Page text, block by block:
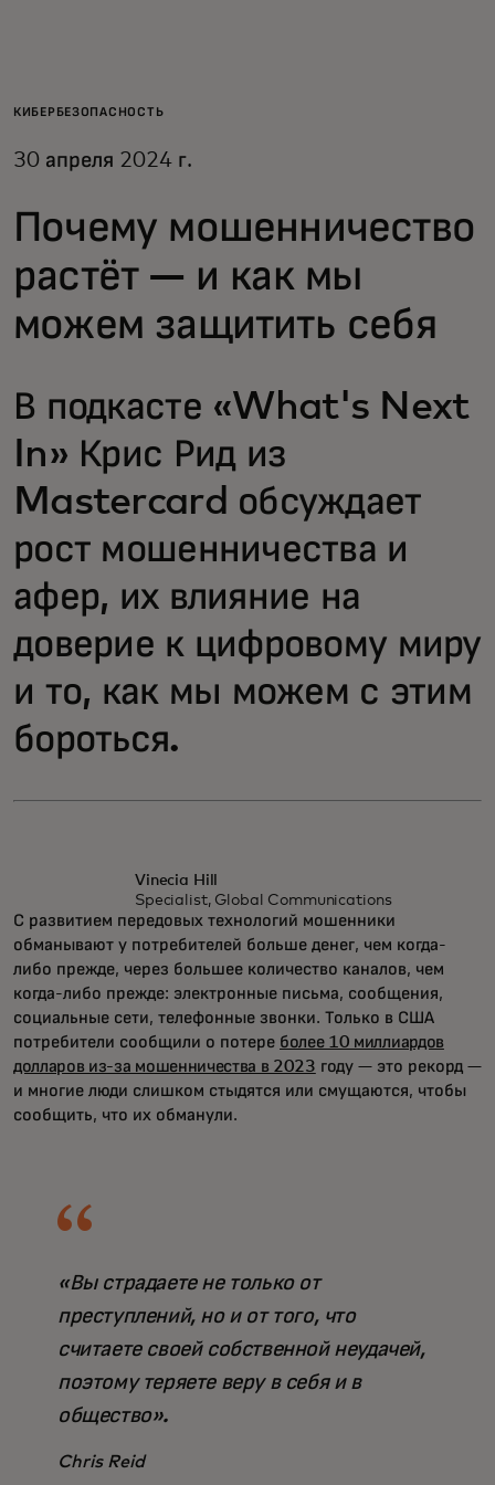
Для бизнеса
Для новаторов
Новости и тренды
КИБЕРБЕЗОПАСНОСТЬ
30 апреля 2024 г.
Почему мошенничество
растёт — и как мы
можем защитить себя
В подкасте «What's Next
In» Крис Рид из
Mastercard обсуждает
рост мошенничества и
афер, их влияние на
доверие к цифровому миру
и то, как мы можем с этим
бороться.
Vinecia Hill
Specialist, Global Communications
С развитием передовых технологий мошенники
обманывают у потребителей больше денег, чем когда-
либо прежде, через большее количество каналов, чем
когда-либо прежде: электронные письма, сообщения,
социальные сети, телефонные звонки. Только в США
потребители сообщили о потере более 10 миллиардов
долларов из-за мошенничества в 2023 году — это рекорд —
и многие люди слишком стыдятся или смущаются, чтобы
сообщить, что их обманули.
«Вы страдаете не только от
преступлений, но и от того, что
считаете своей собственной неудачей,
поэтому теряете веру в себя и в
общество».
Chris Reid